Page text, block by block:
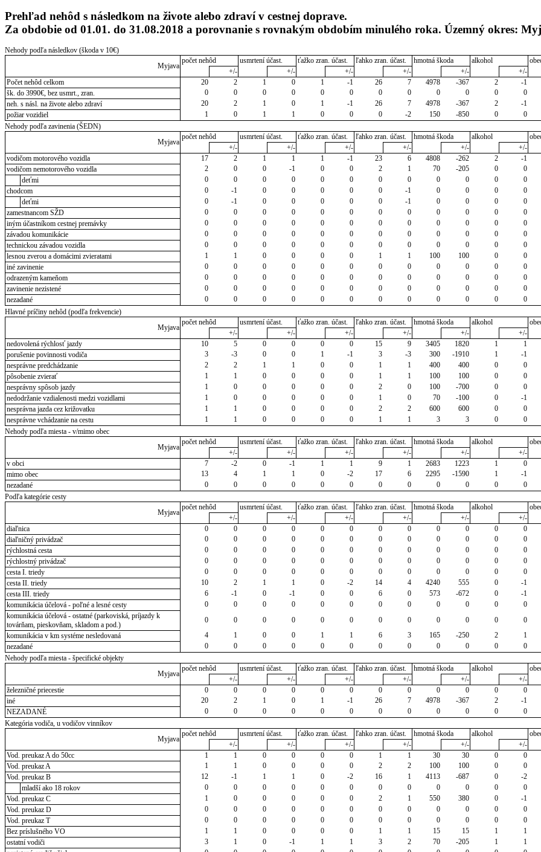
Prehľad nehôd s následkom na živote alebo zdraví v cestnej doprave.
Za obdobie od 01.01. do 31.08.2018 a porovnanie s rovnakým obdobím minulého roka. Územný okres:
Nehody podľa následkov (škoda v 10€)
Myjava
počet nehôd usmrtení účast. ťažko zran. účast. ľahko zran. účast. hmotná škoda alkohol
+/-
+/- +/- +/- +/- +/-
Počet nehôd celkom
20 2 1 0 1 -1 26 7 4978 -367 2 -1
šk. do 3990€, bez usmrt., zran.
0 0 0 0 0 0 0 0 0 0 0 0
neh. s násl. na živote alebo zdraví
20 2 1 0 1 -1 26 7 4978 -367 2 -1
požiar vozidiel
1 0 1 1 0 0 0 -2 150 -850 0 0
Nehody podľa zavinenia (ŠEDN)
Myjava
počet nehôd usmrtení účast. ťažko zran. účast. ľahko zran. účast. hmotná škoda alkohol
+/-
+/- +/- +/- +/- +/-
vodičom motorového vozidla
17 2 1 1 1 -1 23 6 4808 -262 2 -1
vodičom nemotorového vozidla
2 0 0 -1 0 0 2 1 70 -205 0 0
deťmi
0 0 0 0 0 0 0 0 0 0 0 0
chodcom
0 -1 0 0 0 0 0 -1 0 0 0 0
deťmi
0 -1 0 0 0 0 0 -1 0 0 0 0
zamestnancom SŽD
0 0 0 0 0 0 0 0 0 0 0 0
iným účastníkom cestnej premávky
0 0 0 0 0 0 0 0 0 0 0 0
závadou komunikácie
0 0 0 0 0 0 0 0 0 0 0 0
technickou závadou vozidla
0 0 0 0 0 0 0 0 0 0 0 0
lesnou zverou a domácimi zvieratami
1 1 0 0 0 0 1 1 100 100 0 0
iné zavinenie
0 0 0 0 0 0 0 0 0 0 0 0
odrazeným kameňom
0 0 0 0 0 0 0 0 0 0 0 0
zavinenie nezistené
0 0 0 0 0 0 0 0 0 0 0 0
nezadané
0 0 0 0 0 0 0 0 0 0 0 0
Hlavné príčiny nehôd (podľa frekvencie)
Myjava
počet nehôd usmrtení účast. ťažko zran. účast. ľahko zran. účast. hmotná škoda alkohol
+/-
+/- +/- +/- +/- +/-
nedovolená rýchlosť jazdy
10 5 0 0 0 0 15 9 3405 1820 1 1
porušenie povinnosti vodiča
3 -3 0 0 1 -1 3 -3 300 -1910 1 -1
nesprávne predchádzanie
2 2 1 1 0 0 1 1 400 400 0 0
pôsobenie zvierať
1 1 0 0 0 0 1 1 100 100 0 0
nesprávny spôsob jazdy
1 0 0 0 0 0 2 0 100 -700 0 0
nedodržanie vzdialenosti medzi vozidlami
1 0 0 0 0 0 1 0 70 -100 0 -1
nesprávna jazda cez križovatku
1 1 0 0 0 0 2 2 600 600 0 0
nesprávne vchádzanie na cestu
1 1 0 0 0 0 1 1 3 3 0 0
Nehody podľa miesta - v/mimo obec
Myjava
počet nehôd usmrtení účast. ťažko zran. účast. ľahko zran. účast. hmotná škoda alkohol
+/-
+/- +/- +/- +/- +/-
v obci
7 -2 0 -1 1 1 9 1 2683 1223 1 0
mimo obec
13 4 1 1 0 -2 17 6 2295 -1590 1 -1
nezadané
0 0 0 0 0 0 0 0 0 0 0 0
Podľa kategórie cesty
Myjava
počet nehôd usmrtení účast. ťažko zran. účast. ľahko zran. účast. hmotná škoda alkohol
+/-
+/- +/- +/- +/- +/-
diaľnica
0 0 0 0 0 0 0 0 0 0 0 0
diaľničný privádzač
0 0 0 0 0 0 0 0 0 0 0 0
rýchlostná cesta
0 0 0 0 0 0 0 0 0 0 0 0
rýchlostný privádzač
0 0 0 0 0 0 0 0 0 0 0 0
cesta I. triedy
0 0 0 0 0 0 0 0 0 0 0 0
cesta II. triedy
10 2 1 1 0 -2 14 4 4240 555 0 -1
cesta III. triedy
6 -1 0 -1 0 0 6 0 573 -672 0 -1
komunikácia účelová - poľné a lesné cesty
0 0 0 0 0 0 0 0 0 0 0 0
komunikácia účelová - ostatné (parkoviská, príjazdy k
továrňam, pieskovňam, skladom a pod.)
0 0 0 0 0 0 0 0 0 0 0 0
komunikácia v km systéme nesledovaná
4 1 0 0 1 1 6 3 165 -250 2 1
nezadané
0 0 0 0 0 0 0 0 0 0 0 0
Nehody podľa miesta - špecifické objekty
Myjava
počet nehôd usmrtení účast. ťažko zran. účast. ľahko zran. účast. hmotná škoda alkohol
+/-
+/- +/- +/- +/- +/-
železničné priecestie
0 0 0 0 0 0 0 0 0 0 0 0
iné
20 2 1 0 1 -1 26 7 4978 -367 2 -1
NEZADANÉ
0 0 0 0 0 0 0 0 0 0 0 0
Kategória vodiča, u vodičov vinníkov
Myjava
počet nehôd usmrtení účast. ťažko zran. účast. ľahko zran. účast. hmotná škoda alkohol
+/-
+/- +/- +/- +/- +/-
Vod. preukaz A do 50cc
1 1 0 0 0 0 1 1 30 30 0 0
Vod. preukaz A
1 1 0 0 0 0 2 2 100 100 0 0
Vod. preukaz B
12 -1 1 1 0 -2 16 1 4113 -687 0 -2
mladší ako 18 rokov
0 0 0 0 0 0 0 0 0 0 0 0
Vod. preukaz C
1 0 0 0 0 0 2 1 550 380 0 -1
Vod. preukaz D
0 0 0 0 0 0 0 0 0 0 0 0
Vod. preukaz T
0 0 0 0 0 0 0 0 0 0 0 0
Bez príslušného VO
1 1 0 0 0 0 1 1 15 15 1 1
ostatní vodiči
3 1 0 -1 1 1 3 2 70 -205 1 1